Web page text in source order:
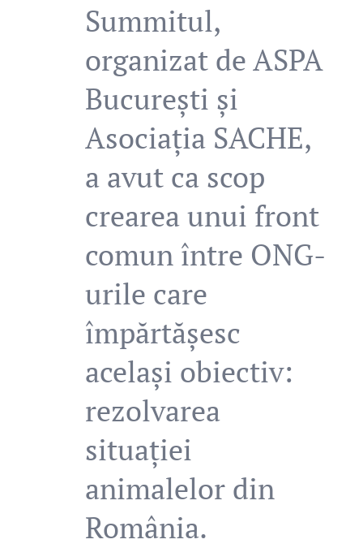
Summitul,
organizat de ASPA
București și
Asociația SACHE,
a avut ca scop
crearea unui front
comun între ONG-
urile care
împărtășesc
același obiectiv:
rezolvarea
situației
animalelor din
România.